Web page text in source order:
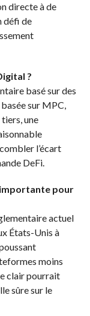
directe à de
défi de
?
basé sur des
sur MPC,
une
l’écart
DeFi.
pour
actuel
États-Unis à
moins
clair pourrait
sûre sur le